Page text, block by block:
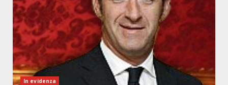
In evidenza